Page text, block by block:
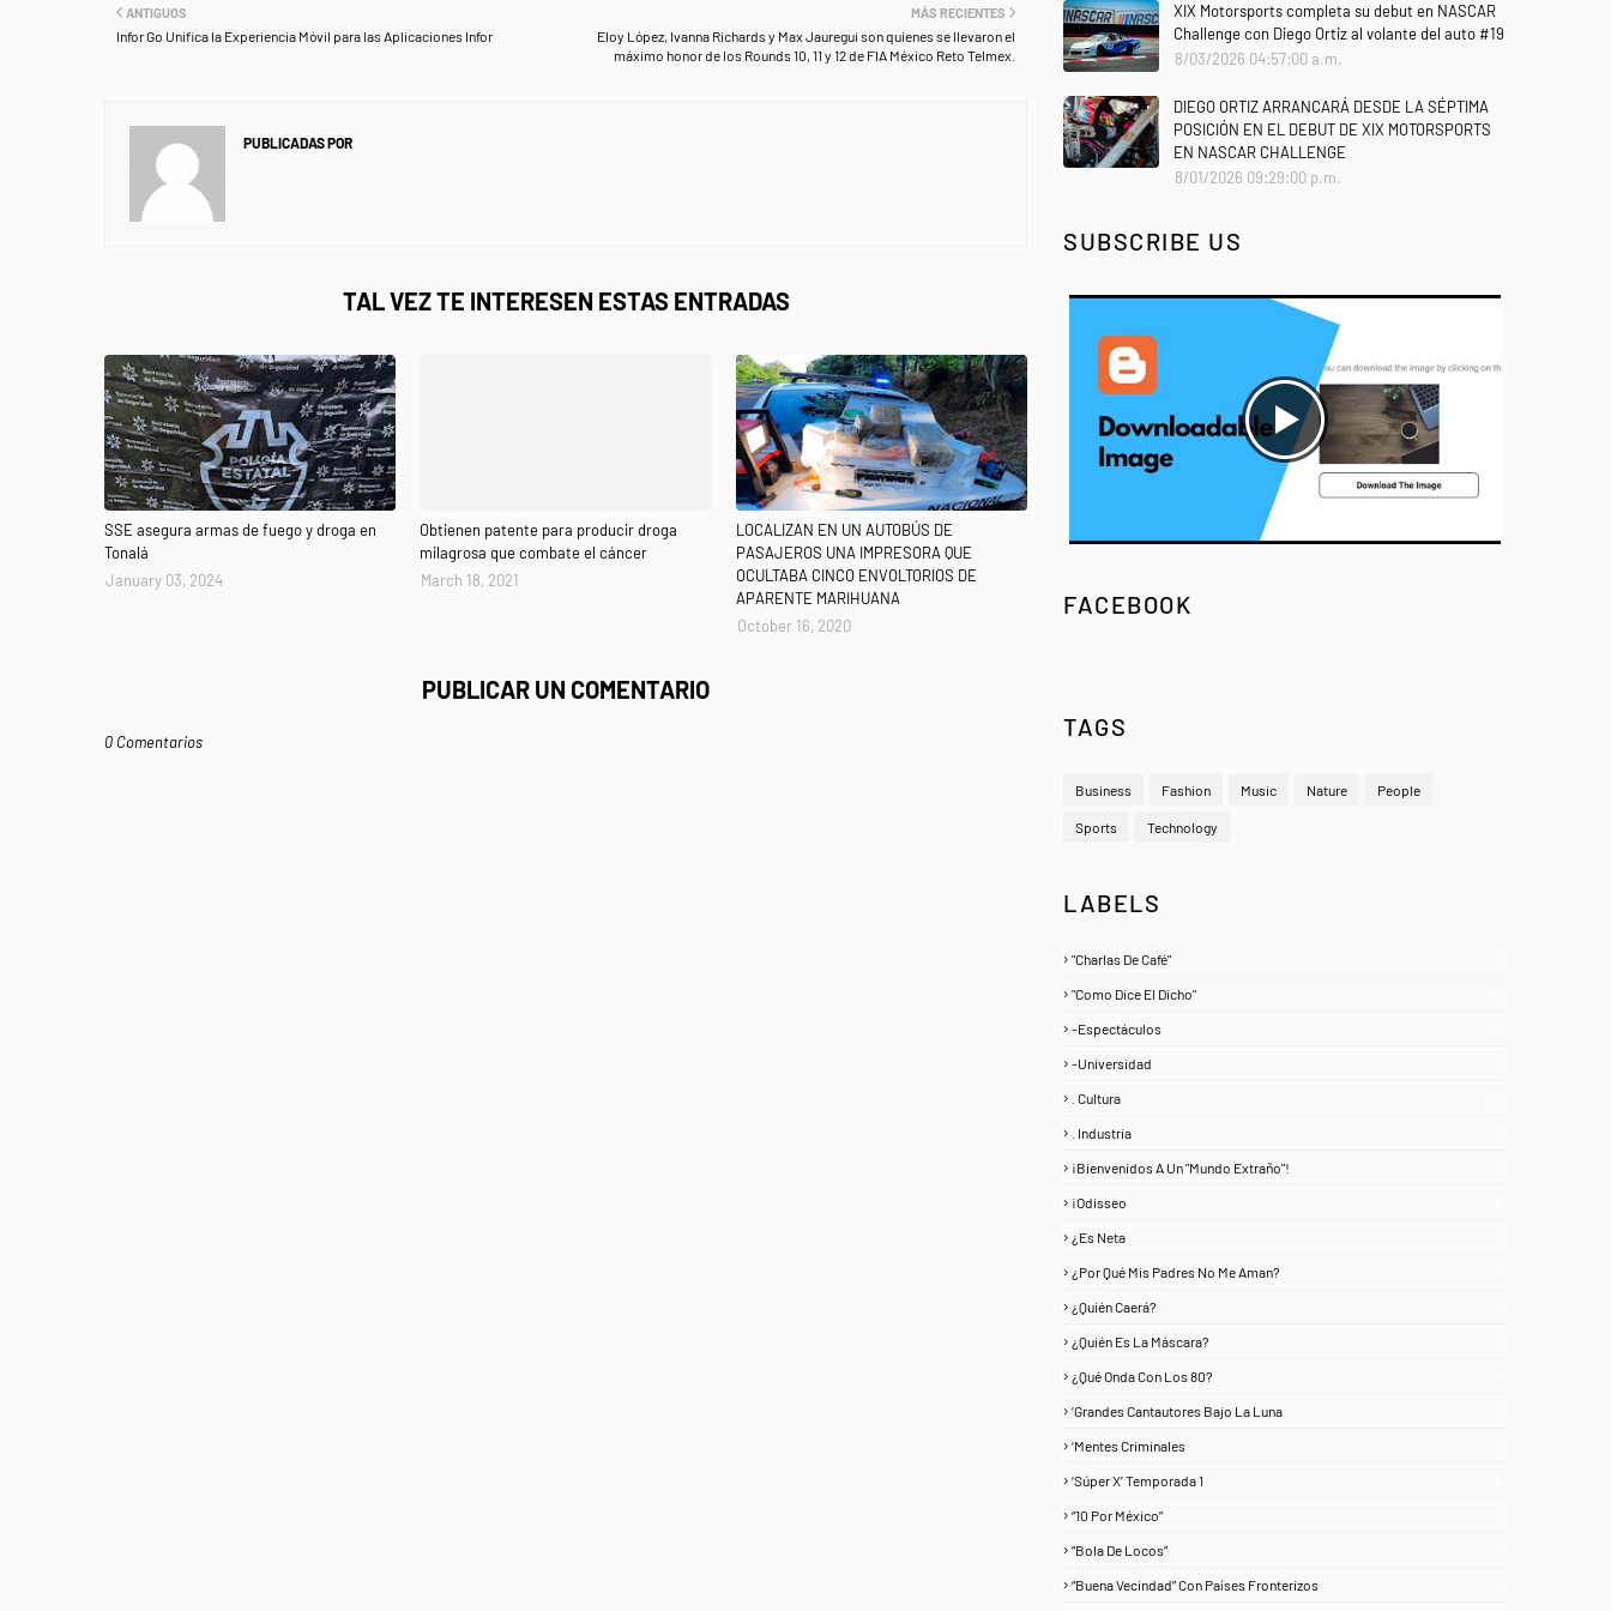
MÁS RECIENTES
Eloy López, Ivanna Richards y Max Jauregui son quienes se llevaron el
máximo honor de los Rounds 10, 11 y 12 de FIA México Reto Telmex.
ANTIGUOS
Infor Go Unifica la Experiencia Móvil para las Aplicaciones Infor
PUBLICADAS POR
TAL VEZ TE INTERESEN ESTAS ENTRADAS
SSE asegura armas de fuego y droga en
Tonalá
January 03, 2024
Obtienen patente para producir droga
milagrosa que combate el cáncer
March 18, 2021
LOCALIZAN EN UN AUTOBÚS DE
PASAJEROS UNA IMPRESORA QUE
OCULTABA CINCO ENVOLTORIOS DE
APARENTE MARIHUANA
October 16, 2020
PUBLICAR UN COMENTARIO
0 Comentarios
XIX Motorsports completa su debut en NASCAR
Challenge con Diego Ortiz al volante del auto #19
8/03/2026 04:57:00 a.m.
DIEGO ORTIZ ARRANCARÁ DESDE LA SÉPTIMA
POSICIÓN EN EL DEBUT DE XIX MOTORSPORTS
EN NASCAR CHALLENGE
8/01/2026 09:29:00 p.m.
SUBSCRIBE US
FACEBOOK
TAGS
Business Fashion Music Nature People
Sports Technology
LABELS
"Charlas De Café"
"Como Dice El Dicho"
-Espectáculos
-Universidad
. Cultura
. Industria
¡Bienvenidos A Un "Mundo Extraño"!
¡Odisseo
¿Es Neta
¿Por Qué Mis Padres No Me Aman?
¿Quién Caerá?
¿Quién Es La Máscara?
¿Qué Onda Con Los 80?
‘Grandes Cantautores Bajo La Luna
‘Mentes Criminales
‘Súper X’ Temporada 1
“10 Por México”
“Bola De Locos”
“Buena Vecindad” Con Países Fronterizos